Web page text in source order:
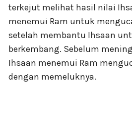
terkejut melihat hasil nilai
menemui Ram untuk
setelah membantu Ihsaan
berkembang. Sebelum
Ihsaan menemui Ram
dengan memeluknya.